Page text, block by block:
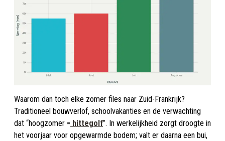
Waarom dan toch elke zomer files naar Zuid-Frankrijk?
Traditioneel bouwverlof, schoolvakanties en de verwachting
dat “hoogzomer = hittegolf”. In werkelijkheid zorgt droogte in
het voorjaar voor opgewarmde bodem; valt er daarna een bui,